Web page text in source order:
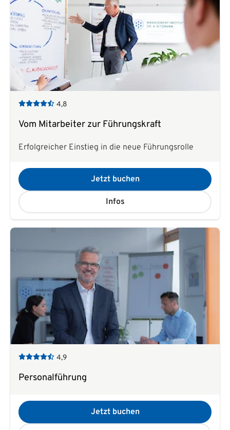
4,8
Vom Mitarbeiter zur Führungskraft
Erfolgreicher Einstieg in die neue Führungsrolle
Jetzt buchen
Infos
4,9
Personalführung
Jetzt buchen